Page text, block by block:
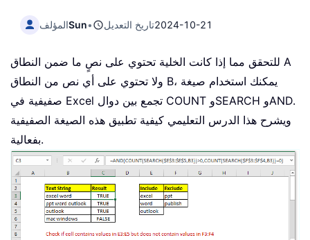
المؤلفSun• تاريخ التعديل2024-10-21
للتحقق مما إذا كانت الخلية تحتوي على نصٍ ما ضمن النطاق A
ولا تحتوي على أي نص من النطاق B، يمكنك استخدام صيغة
صفيفية في Excel تجمع بين دوال COUNT وSEARCH وAND.
ويشرح هذا الدرس التعليمي كيفية تطبيق هذه الصيغة الصفيفية
بفعالية.